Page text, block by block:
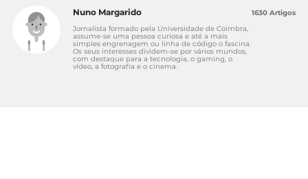
Nuno Margarido
Jornalista formado pela Universidade de Coimbra,
assume-se uma pessoa curiosa e até a mais
simples engrenagem ou linha de código o fascina.
Os seus interesses dividem-se por vários mundos,
com destaque para a tecnologia, o gaming, o
vídeo, a fotografia e o cinema.
1630 Artigos